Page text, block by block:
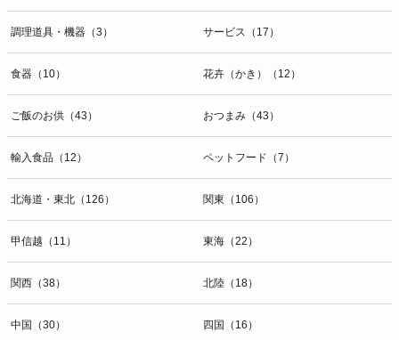
調理道具・機器（3） サービス（17）
食器（10） 花卉（かき）（12）
ご飯のお供（43） おつまみ（43）
輸入食品（12） ペットフード（7）
北海道・東北（126） 関東（106）
甲信越（11） 東海（22）
関西（38） 北陸（18）
中国（30） 四国（16）